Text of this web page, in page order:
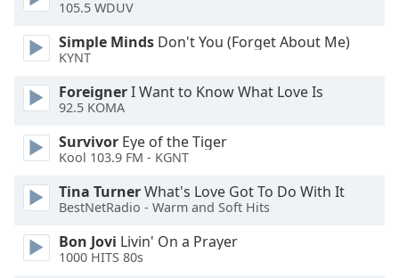
window.
Escape
and
close
window.
Text
Color
Opacity
105.5 WDUV
Simple Minds Don't You (Forget About Me)
KYNT
ForeignerI Want to Know What Love Is
92.5 KOMA
Survivor Eye of the Tiger
Kool 103.9 FM - KGNT
Tina TurnerWhat's Love Got To Do With It
BestNetRadio - Warm and Soft Hits
Bon Jovi Livin' On a Prayer
1000 HITS 80s